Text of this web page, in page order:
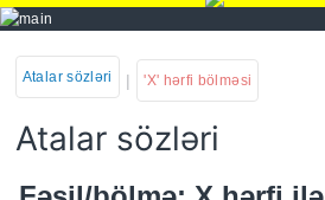
Atalar sözləri | 'X' hərfi bölməsi
Atalar sözləri